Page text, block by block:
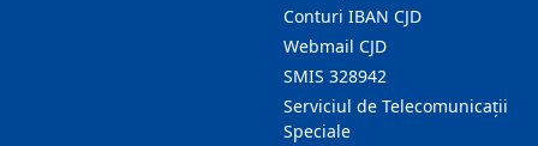
Conturi IBAN CJD
Webmail CJD
SMIS 328942
Serviciul de Telecomunicații
Speciale